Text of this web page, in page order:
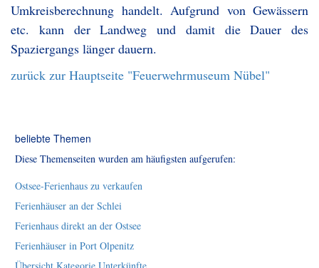
Umkreisberechnung handelt. Aufgrund von Gewässern
etc. kann der Landweg und damit die Dauer des
Spaziergangs länger dauern.
zurück zur Hauptseite "Feuerwehrmuseum Nübel"
beliebte Themen
Diese Themenseiten wurden am häufigsten aufgerufen:
Ostsee-Ferienhaus zu verkaufen
Ferienhäuser an der Schlei
Ferienhaus direkt an der Ostsee
Ferienhäuser in Port Olpenitz
Übersicht Kategorie Unterkünfte